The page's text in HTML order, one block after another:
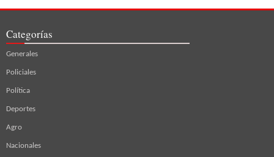
Categorías
Generales
Policiales
Política
Deportes
Agro
Nacionales